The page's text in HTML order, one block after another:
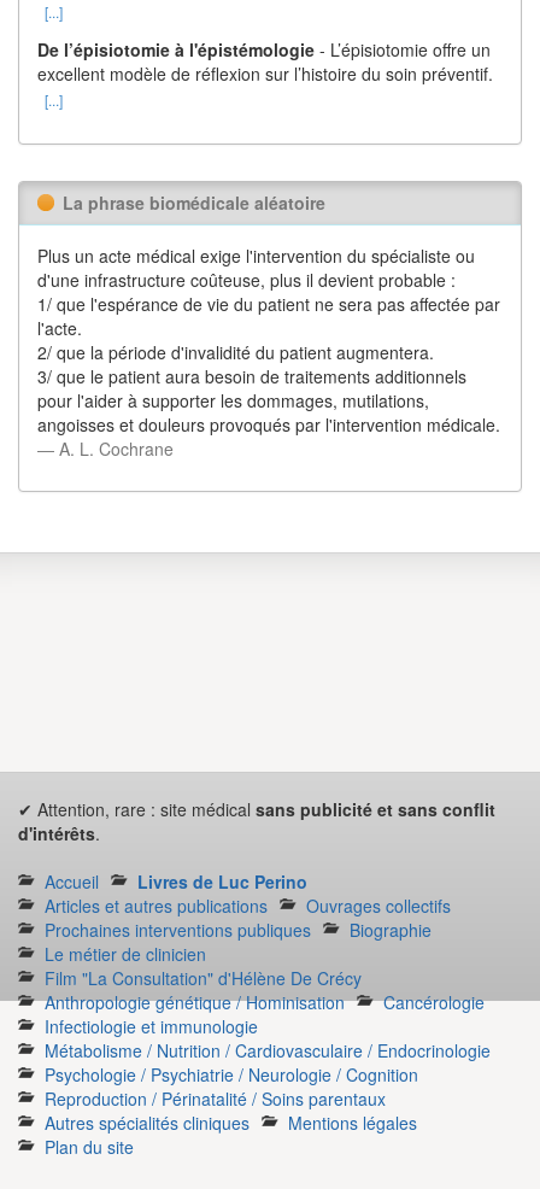
[...]
De l’épisiotomie à l'épistémologie - L’épisiotomie offre un
excellent modèle de réflexion sur l’histoire du soin préventif.
[...]
La phrase biomédicale aléatoire
Plus un acte médical exige l'intervention du spécialiste ou
d'une infrastructure coûteuse, plus il devient probable :
1/ que l'espérance de vie du patient ne sera pas affectée par
l'acte.
2/ que la période d'invalidité du patient augmentera.
3/ que le patient aura besoin de traitements additionnels
pour l'aider à supporter les dommages, mutilations,
angoisses et douleurs provoqués par l'intervention médicale.
― A. L. Cochrane
✔ Attention, rare : site médical sans publicité et sans conflit
d'intérêts.
Accueil
Livres de Luc Perino
Articles et autres publications
Ouvrages collectifs
Prochaines interventions publiques
Biographie
Le métier de clinicien
Film "La Consultation" d'Hélène De Crécy
Anthropologie génétique / Hominisation
Cancérologie
Infectiologie et immunologie
Métabolisme / Nutrition / Cardiovasculaire / Endocrinologie
Psychologie / Psychiatrie / Neurologie / Cognition
Reproduction / Périnatalité / Soins parentaux
Autres spécialités cliniques
Mentions légales
Plan du site